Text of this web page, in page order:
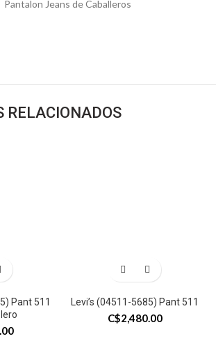
Pantalon Jeans de Caballeros
RELACIONADOS
Pant 511
Levi’s (04511-5685) Pant 511
C$2,480.00